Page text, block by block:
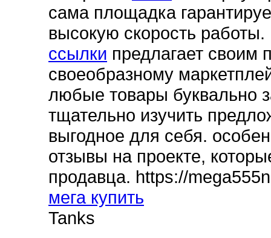
сама площадка
высокую скорость
ссылки предлагает своим
своеобразному
любые товары буквально
тщательно изучить
выгодное для себя.
отзывы на проекте,
продавца. https://
мега купить
Tanks